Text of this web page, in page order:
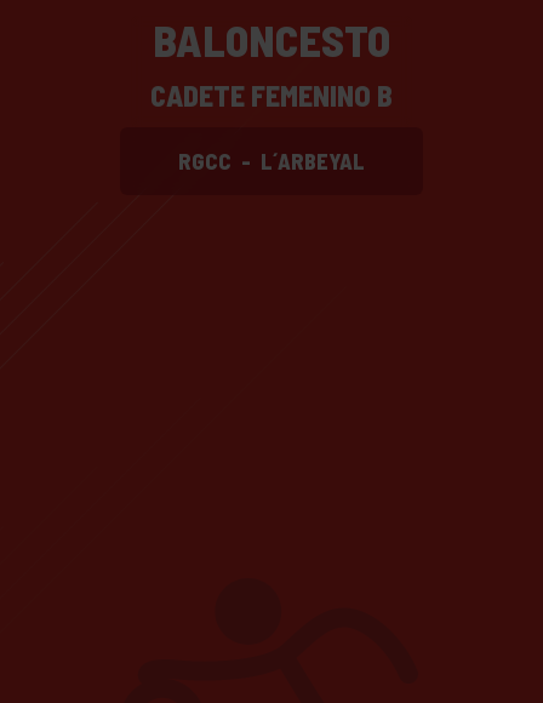
BALONCESTO
CADETE FEMENINO B
RGCC - L´ARBEYAL